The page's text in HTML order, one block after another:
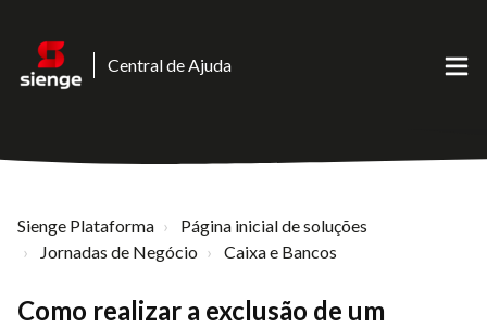
Central de Ajuda
Sienge Plataforma
Página inicial de soluções
Jornadas de Negócio
Caixa e Bancos
Como realizar a exclusão de um